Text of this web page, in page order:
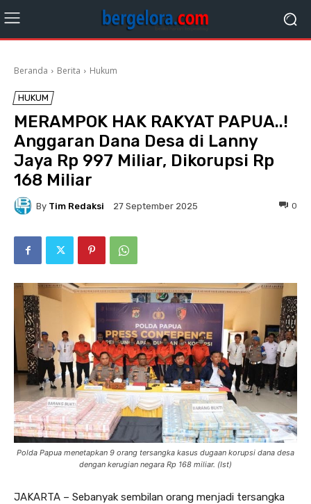
Beranda Berita Hukum
HUKUM
MERAMPOK HAK RAKYAT PAPUA..!
Anggaran Dana Desa di Lanny
Jaya Rp 997 Miliar, Dikorupsi Rp
168 Miliar
By Tim Redaksi 27 September 2025 0
Polda Papua menetapkan 9 orang tersangka kasus dugaan korupsi dana desa
dengan kerugian negara Rp 168 miliar. (Ist)
JAKARTA – Sebanyak sembilan orang menjadi tersangka